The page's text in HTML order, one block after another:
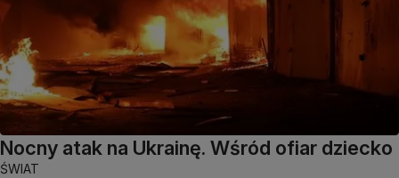
Nocny atak na Ukrainę. Wśród ofiar dziecko
ŚWIAT